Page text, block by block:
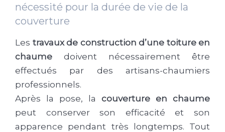
nécessité pour la durée de vie de la
couverture
Les travaux de construction d’une toiture en
chaume doivent nécessairement être
effectués par des artisans-chaumiers
professionnels.
Après la pose, la couverture en chaume
peut conserver son efficacité et son
apparence pendant très longtemps. Tout